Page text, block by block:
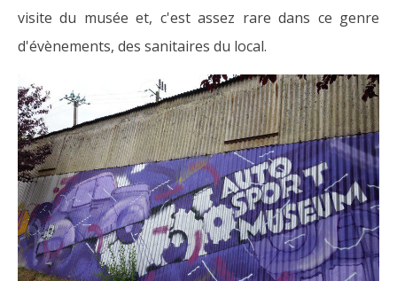
visite du musée et, c'est assez rare dans ce genre
d'évènements, des sanitaires du local.